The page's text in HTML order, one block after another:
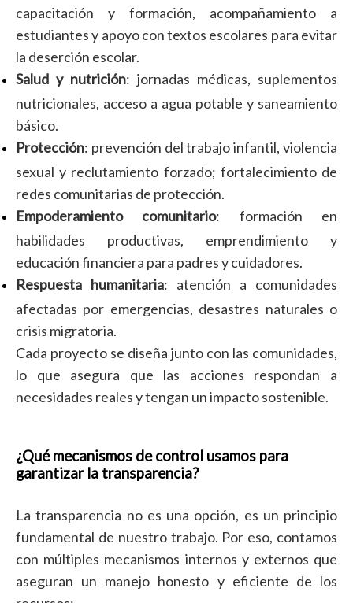
capacitación y formación, acompañamiento a
estudiantes y apoyo con textos escolares para evitar
la deserción escolar.
Salud y nutrición: jornadas médicas, suplementos
nutricionales, acceso a agua potable y saneamiento
básico.
Protección: prevención del trabajo infantil, violencia
sexual y reclutamiento forzado; fortalecimiento de
redes comunitarias de protección.
Empoderamiento comunitario: formación en
habilidades productivas, emprendimiento y
educación financiera para padres y cuidadores.
Respuesta humanitaria: atención a comunidades
afectadas por emergencias, desastres naturales o
crisis migratoria.
Cada proyecto se diseña junto con las comunidades,
lo que asegura que las acciones respondan a
necesidades reales y tengan un impacto sostenible.
¿Qué mecanismos de control usamos para
garantizar la transparencia?
La transparencia no es una opción, es un principio
fundamental de nuestro trabajo. Por eso, contamos
con múltiples mecanismos internos y externos que
aseguran un manejo honesto y eficiente de los